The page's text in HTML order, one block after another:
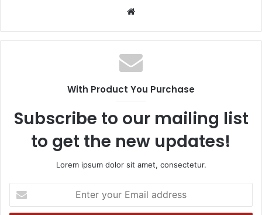
Website
With Product You Purchase
Subscribe to our mailing list
to get the new updates!
Lorem ipsum dolor sit amet, consectetur.
your
Email